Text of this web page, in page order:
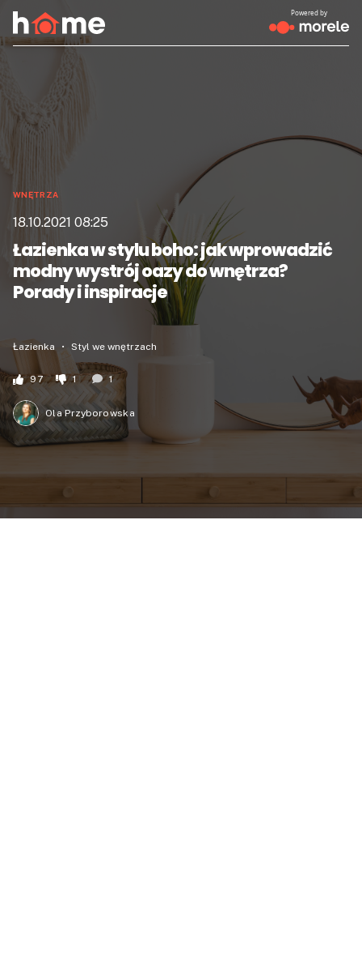
Powered by
WNĘTRZA
18.10.2021 08:25
Łazienka w stylu boho: jak wprowadzić
modny wystrój oazy do wnętrza?
Porady i inspiracje
Łazienka Styl we wnętrzach
97 1 1
Ola Przyborowska